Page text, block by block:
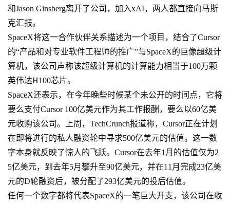
和Jason Ginsberg离开了公司，加入xAI，两人都直接向马斯
克汇报。
SpaceX将这一合作伙伴关系描述为一个项目，结合了Cursor
的“产品和对专业软件工程师的推广”与SpaceX的巨像超级计
算机，该公司声称该超级计算机的计算能力相当于100万颗
英伟达H100芯片。
SpaceX还表示，在今年晚些时候某个未公开的时间点，它将
要么支付Cursor 100亿美元作为其工作报酬，要么以60亿美
元收购该公司。上周，TechCrunch报道称，Cursor正在计划
在即将进行的私人融资轮中寻求500亿美元的估值。这一数
字本身就反映了惊人的飞跃。Cursor在去年1月的估值仅为2
5亿美元，到去年5月攀升至90亿美元，并在11月完成23亿美
元的D轮融资后，被分配了293亿美元的投后估值。
任何一个数字都将代表SpaceX的一笔巨大开支，该公司在收